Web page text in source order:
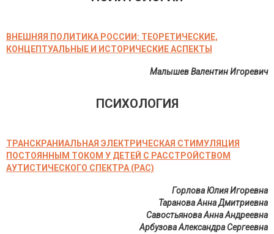
ВНЕШНЯЯ ПОЛИТИКА РОССИИ: ТЕОРЕТИЧЕСКИЕ,
КОНЦЕПТУАЛЬНЫЕ И ИСТОРИЧЕСКИЕ АСПЕКТЫ
Малышев Валентин Игоревич
ПСИХОЛОГИЯ
ТРАНСКРАНИАЛЬНАЯ ЭЛЕКТРИЧЕСКАЯ СТИМУЛЯЦИЯ
ПОСТОЯННЫМ ТОКОМ У ДЕТЕЙ С РАССТРОЙСТВОМ
АУТИСТИЧЕСКОГО СПЕКТРА (РАС)
Горлова Юлия Игоревна
Таранова Анна Дмитриевна
Савостьянова Анна Андреевна
Арбузова Александра Сергеевна